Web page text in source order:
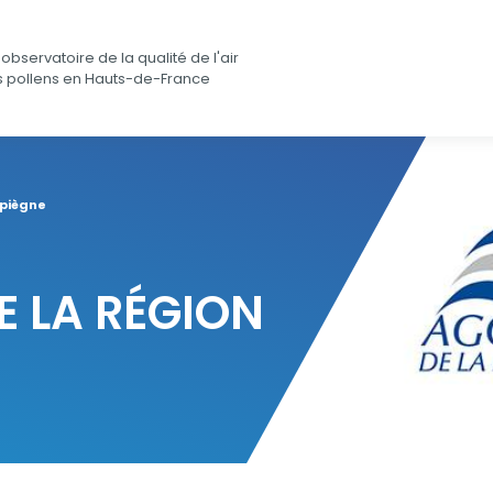
de la qualité de l'air
pollens en Hauts-de-France
LA RÉGION